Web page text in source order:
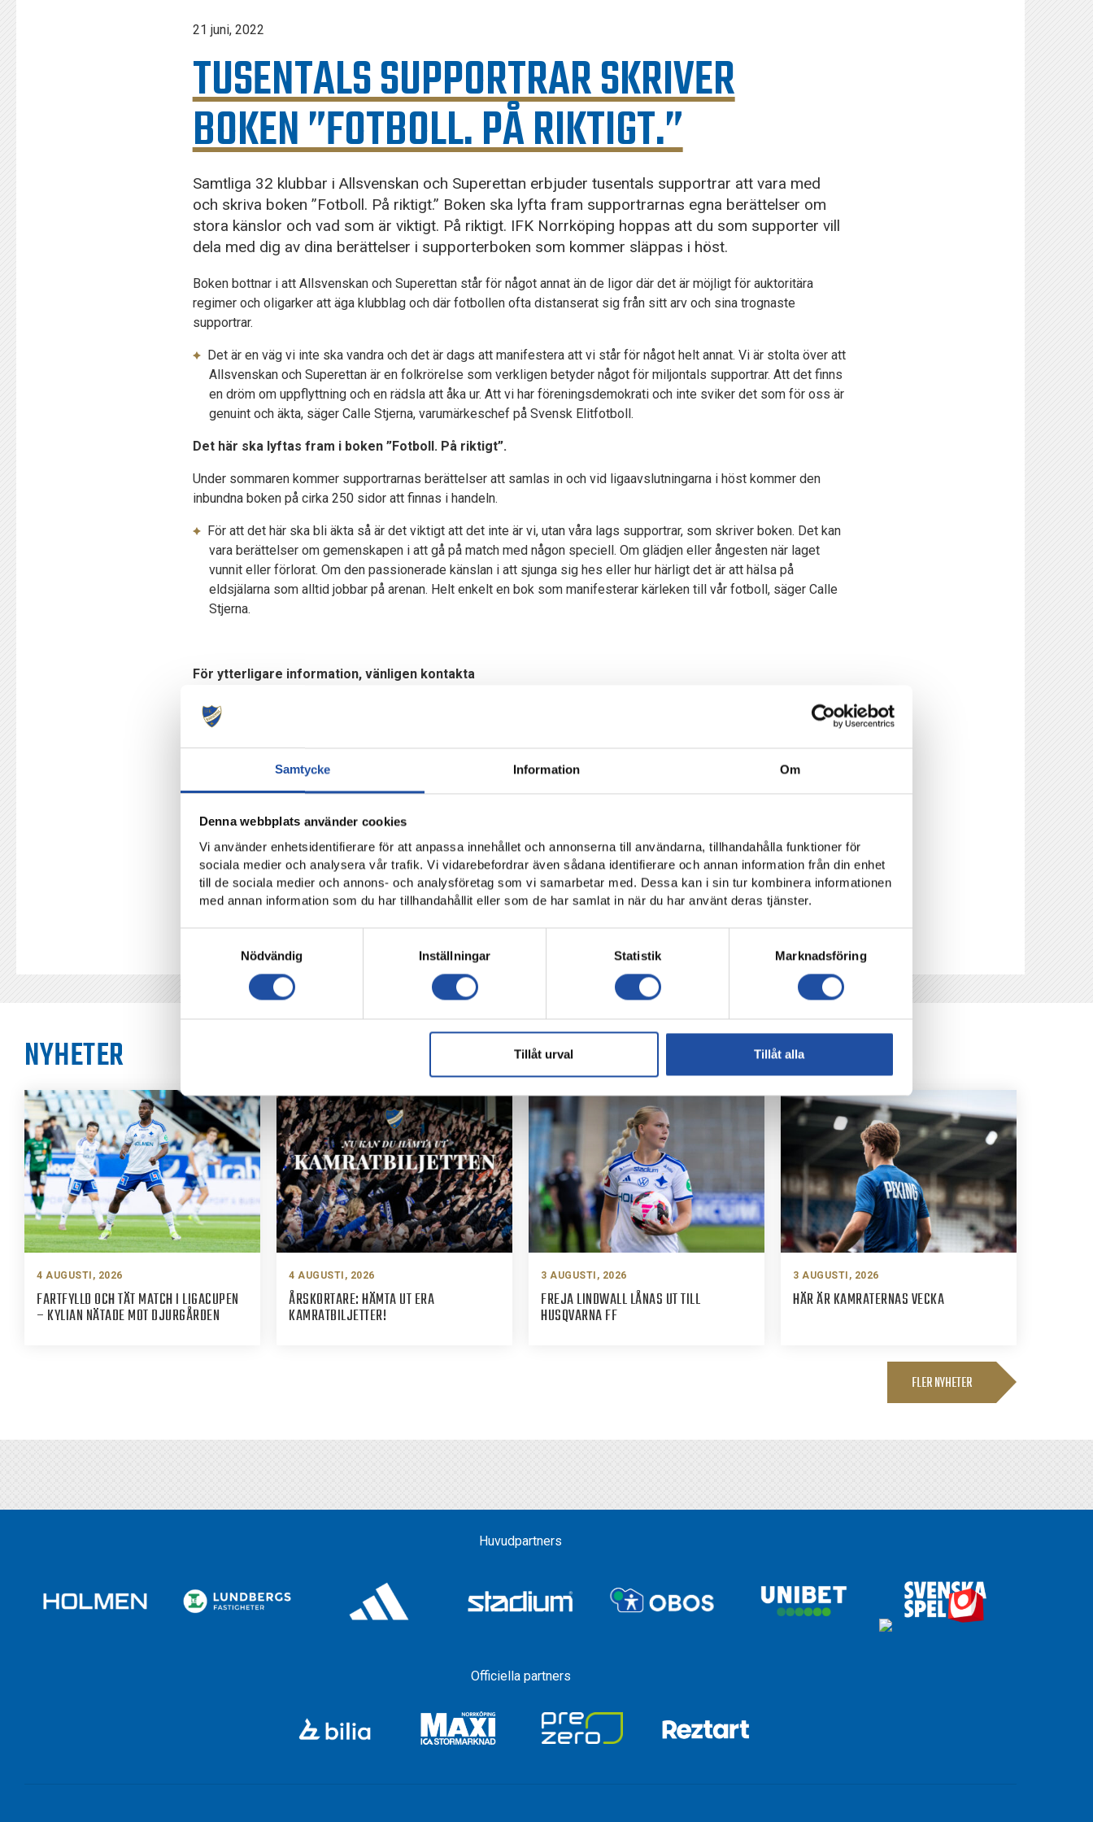
Samtycke Information Om
Denna webbplats använder cookies
Vi använder enhetsidentifierare för att anpassa innehållet och annonserna till användarna, tillhandahålla funktioner för
sociala medier och analysera vår trafik. Vi vidarebefordrar även sådana identifierare och annan information från din enhet
till de sociala medier och annons- och analysföretag som vi samarbetar med. Dessa kan i sin tur kombinera informationen
med annan information som du har tillhandahållit eller som de har samlat in när du har använt deras tjänster.
Nödvändig
Inställningar Statistik Marknadsföring
Tillåt urval Tillåt alla
125-IFKARE
21 juni, 2022
TUSENTALS SUPPORTRAR SKRIVER
BOKEN ”FOTBOLL. PÅ RIKTIGT.”
Samtliga 32 klubbar i Allsvenskan och Superettan erbjuder tusentals supportrar att vara med
och skriva boken ”Fotboll. På riktigt.” Boken ska lyfta fram supportrarnas egna berättelser om
stora känslor och vad som är viktigt. På riktigt. IFK Norrköping hoppas att du som supporter vill
dela med dig av dina berättelser i supporterboken som kommer släppas i höst.
Boken bottnar i att Allsvenskan och Superettan står för något annat än de ligor där det är möjligt för auktoritära
regimer och oligarker att äga klubblag och där fotbollen ofta distanserat sig från sitt arv och sina trognaste
supportrar.
Det är en väg vi inte ska vandra och det är dags att manifestera att vi står för något helt annat. Vi är stolta över att
Allsvenskan och Superettan är en folkrörelse som verkligen betyder något för miljontals supportrar. Att det finns
en dröm om uppflyttning och en rädsla att åka ur. Att vi har föreningsdemokrati och inte sviker det som för oss är
genuint och äkta, säger Calle Stjerna, varumärkeschef på Svensk Elitfotboll.
Det här ska lyftas fram i boken ”Fotboll. På riktigt”.
Under sommaren kommer supportrarnas berättelser att samlas in och vid ligaavslutningarna i höst kommer den
inbundna boken på cirka 250 sidor att finnas i handeln.
För att det här ska bli äkta så är det viktigt att det inte är vi, utan våra lags supportrar, som skriver boken. Det kan
vara berättelser om gemenskapen i att gå på match med någon speciell. Om glädjen eller ångesten när laget
vunnit eller förlorat. Om den passionerade känslan i att sjunga sig hes eller hur härligt det är att hälsa på
eldsjälarna som alltid jobbar på arenan. Helt enkelt en bok som manifesterar kärleken till vår fotboll, säger Calle
Stjerna.
För ytterligare information, vänligen kontakta
0706 85 19 55 eller
Här kan du som supporter bidra med din berättelse: www.allsvenskan.se/fotbollpariktigt
TILLBAKA
NYHETER
4 AUGUSTI, 2026
FARTFYLLD OCH TÄT MATCH I LIGACUPEN
– KYLIAN NÄTADE MOT DJURGÅRDEN
4 AUGUSTI, 2026
ÅRSKORTARE: HÄMTA UT ERA
KAMRATBILJETTER!
3 AUGUSTI, 2026
FREJA LINDWALL LÅNAS UT TILL
HUSQVARNA FF
3 AUGUSTI, 2026
HÄR ÄR KAMRATERNAS VECKA
FLER NYHETER
Huvudpartners
Officiella partners